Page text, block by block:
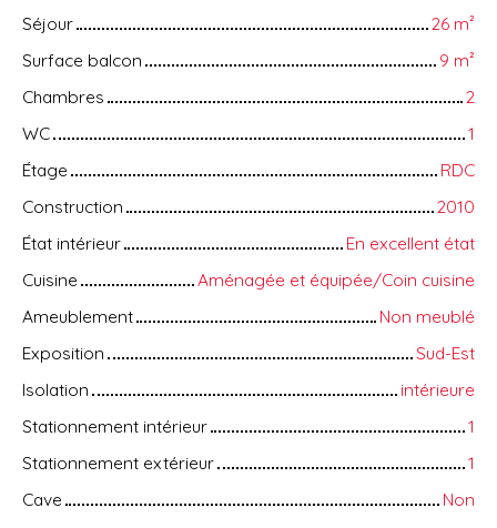
Séjour
26 m²
Surface balcon
9 m²
Chambres
2
WC
1
Étage
RDC
Construction
2010
État intérieur
En excellent état
Cuisine
Aménagée et équipée/Coin cuisine
Ameublement
Non meublé
Exposition
Sud-Est
Isolation
intérieure
Stationnement intérieur
1
Stationnement extérieur
1
Cave
Non